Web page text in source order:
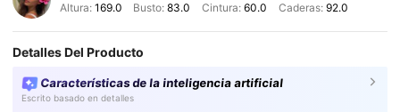
Altura: 169.0 Busto:83.0 Cintura: 60.0 Caderas: 92.0
Detalles Del Producto
Características de la inteligencia artificial
Escrito basado en detalles